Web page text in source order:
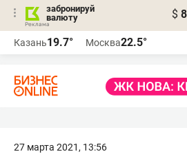
забронируй
валюту
$
Казань19.7° Москва22.5°
27 марта 2021, 13:56